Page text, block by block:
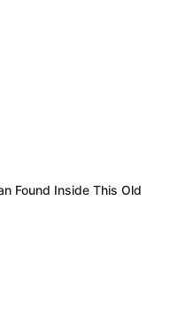
Found Inside This Old